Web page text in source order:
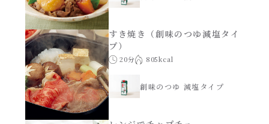
すき焼き（創味のつゆ減塩タイ
プ）
20分 805kcal
創味のつゆ 減塩タイプ